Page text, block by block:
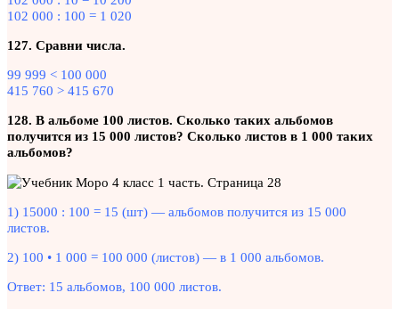
102 000 : 100 = 1 020
127. Сравни числа.
99 999 < 100 000
415 760 > 415 670
128. В альбоме 100 листов. Сколько таких альбомов
получится из 15 000 листов? Сколько листов в 1 000 таких
альбомов?
1) 15000 : 100 = 15 (шт) — альбомов получится из 15 000
листов.
2) 100 • 1 000 = 100 000 (листов) — в 1 000 альбомов.
Ответ: 15 альбомов, 100 000 листов.